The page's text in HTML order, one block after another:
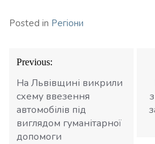
Posted in Регіони
Навігація
записів
Previous:
На Львівщині викрили
схему ввезення
автомобілів під
виглядом гуманітарної
допомоги